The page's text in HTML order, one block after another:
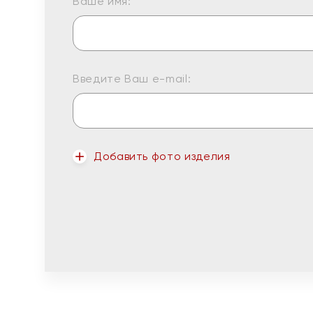
Введите Ваш e-mail:
Добавить фото изделия